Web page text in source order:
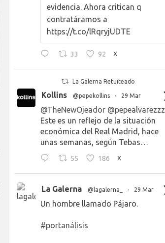
evidencia. Ahora critican q
contratáramos a
https://t.co/lRqryjUDTE
33 92 X
La Galerna Retuiteado
Kollins @pepekollins · 29 Mar
@TheNewOjeador @pepealvarezzz
Este es un reflejo de la situación
económica del Real Madrid, hace
unas semanas, según Tebas…
55 186 X
La Galerna @lagalerna_ · 29 Mar
Un hombre llamado Pájaro.
#portanálisis